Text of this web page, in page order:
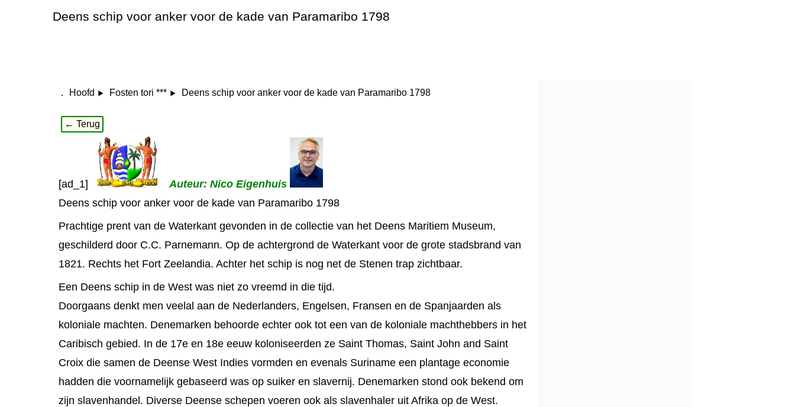
Deens schip voor anker voor de kade van Paramaribo 1798
. Hoofd Fosten tori *** Deens schip voor anker voor de kade van Paramaribo 1798
← Terug
[ad_1]
Auteur: Nico Eigenhuis
Deens schip voor anker voor de kade van Paramaribo 1798
Prachtige prent van de Waterkant gevonden in de collectie van het Deens Maritiem Museum,
geschilderd door C.C. Parnemann. Op de achtergrond de Waterkant voor de grote stadsbrand van
1821. Rechts het Fort Zeelandia. Achter het schip is nog net de Stenen trap zichtbaar.
Een Deens schip in de West was niet zo vreemd in die tijd.
Doorgaans denkt men veelal aan de Nederlanders, Engelsen, Fransen en de Spanjaarden als
koloniale machten. Denemarken behoorde echter ook tot een van de koloniale machthebbers in het
Caribisch gebied. In de 17e en 18e eeuw koloniseerden ze Saint Thomas, Saint John and Saint
Croix die samen de Deense West Indies vormden en evenals Suriname een plantage economie
hadden die voornamelijk gebaseerd was op suiker en slavernij. Denemarken stond ook bekend om
zijn slavenhandel. Diverse Deense schepen voeren ook als slavenhaler uit Afrika op de West.